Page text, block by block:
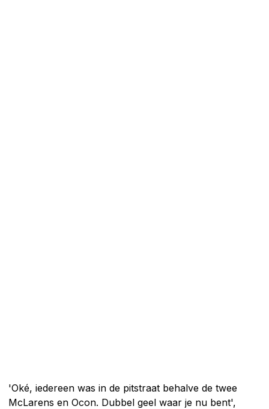
'Oké, iedereen was in de pitstraat behalve de twee
McLarens en Ocon. Dubbel geel waar je nu bent',